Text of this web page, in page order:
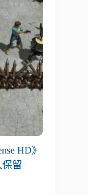
HD》
留